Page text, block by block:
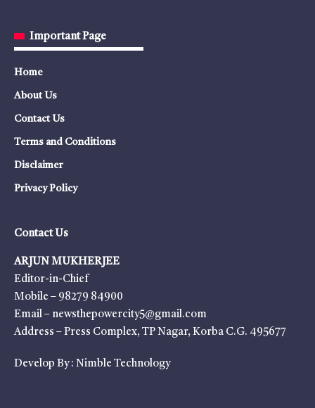
Important Page
Home
About Us
Contact Us
Terms and Conditions
Disclaimer
Privacy Policy
Contact Us
ARJUN MUKHERJEE
Editor-in-Chief
Mobile – 98279 84900
Email – newsthepowercity5@gmail.com
Address – Press Complex, TP Nagar, Korba C.G. 495677
Develop By : Nimble Technology